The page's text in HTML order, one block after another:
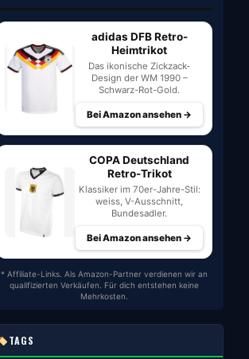
adidas DFB Retro-
Heimtrikot
Das ikonische Zickzack-
Design der WM 1990 –
Schwarz-Rot-Gold.
Bei Amazon ansehen →
COPA Deutschland
Retro-Trikot
Klassiker im 70er-Jahre-Stil:
weiss, V-Ausschnitt,
Bundesadler.
Bei Amazon ansehen →
* Affiliate-Links. Als Amazon-Partner verdienen wir an
qualifizierten Verkäufen. Für dich entstehen keine
Mehrkosten.
TAGS